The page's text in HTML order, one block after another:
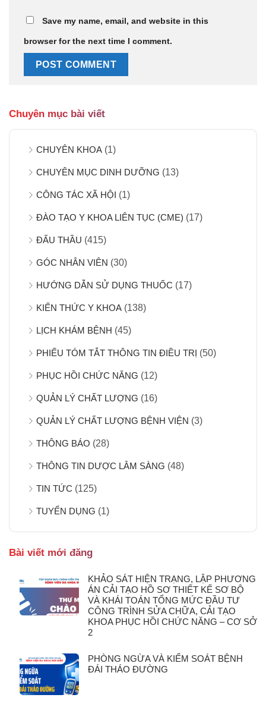
Save my name, email, and website in this
browser for the next time I comment.
Chuyên mục bài viết
CHUYÊN KHOA (1)
CHUYÊN MỤC DINH DƯỠNG (13)
CÔNG TÁC XÃ HỘI (1)
ĐÀO TẠO Y KHOA LIÊN TỤC (CME) (17)
ĐẤU THẦU (415)
GÓC NHÂN VIÊN (30)
HƯỚNG DẪN SỬ DỤNG THUỐC (17)
KIẾN THỨC Y KHOA (138)
LỊCH KHÁM BỆNH (45)
PHIẾU TÓM TẮT THÔNG TIN ĐIỀU TRỊ (50)
PHỤC HỒI CHỨC NĂNG (12)
QUẢN LÝ CHẤT LƯỢNG (16)
QUẢN LÝ CHẤT LƯỢNG BỆNH VIỆN (3)
THÔNG BÁO (28)
THÔNG TIN DƯỢC LÂM SÀNG (48)
TIN TỨC (125)
TUYỂN DỤNG (1)
Bài viết mới đăng
KHẢO SÁT HIỆN TRẠNG, LẬP PHƯƠNG
ÁN CẢI TẠO HỒ SƠ THIẾT KẾ SƠ BỘ
VÀ KHÁI TOÁN TỔNG MỨC ĐẦU TƯ
CÔNG TRÌNH SỬA CHỮA, CẢI TẠO
KHOA PHỤC HỒI CHỨC NĂNG – CƠ SỞ
2
PHÒNG NGỪA VÀ KIỂM SOÁT BỆNH
ĐÁI THÁO ĐƯỜNG